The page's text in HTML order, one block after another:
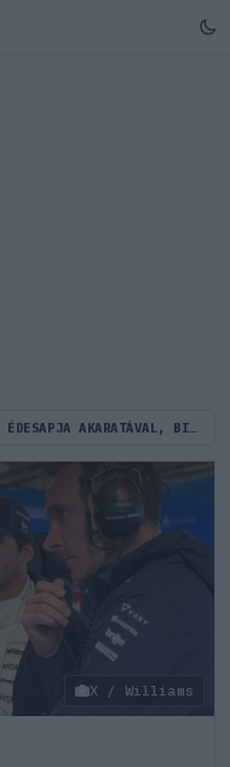
SAINZ SZEMBEMENT AZ ÉDESAPJA AKARATÁVAL, BINOTTO MÉGIS ÖRÜL A DÖNTÉSNEK
X / Williams